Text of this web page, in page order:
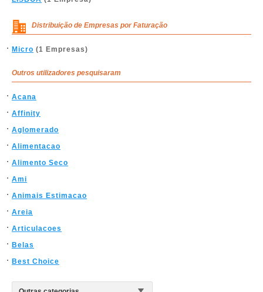
Distribuição de Empresas por Faturação
Micro (1 Empresas)
Outros utilizadores pesquisaram
Acana
Affinity
Aglomerado
Alimentacao
Alimento Seco
Ami
Animais Estimacao
Areia
Articulacoes
Belas
Best Choice